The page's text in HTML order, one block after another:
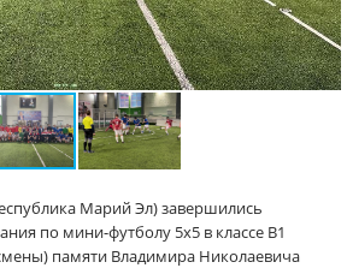
Марий Эл) завершились
по мини-футболу 5х5 в классе В1
памяти Владимира Николаевича